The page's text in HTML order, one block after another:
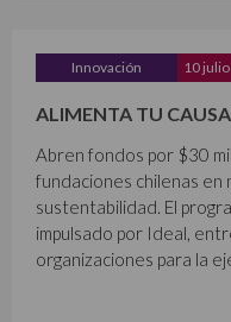
Innovación 10 julio
ALIMENTA TU
Abren fondos por $30
fundaciones chilenas en
sustentabilidad. El
impulsado por Ideal,
organizaciones para la